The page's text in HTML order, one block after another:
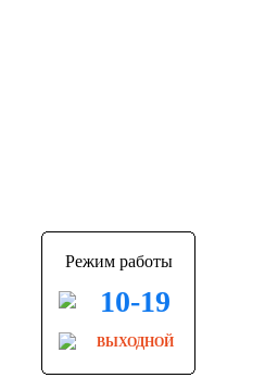
Режим работы
10-19
ВЫХОДНОЙ